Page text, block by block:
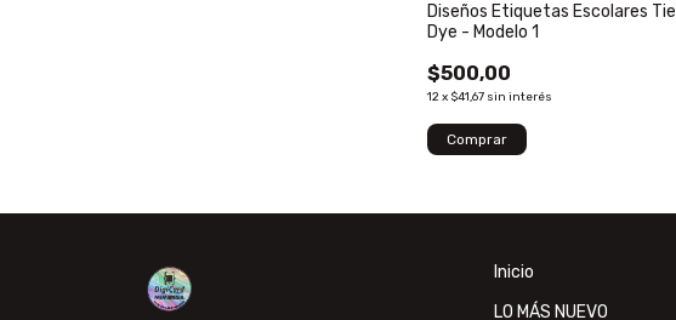
Diseños Etiquetas Escolares Tie
Dye - Modelo 1
$500,00
12x $41,67 sin interés
Inicio
LO MÁS NUEVO